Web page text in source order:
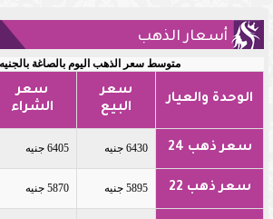
أسعار الذهب
متوسط سعر الذهب اليوم بالصاغة
الوحدة والعيار
سعر
البيع
سعر
الشراء
سعر ذهب 24 6430 جنيه 6405 جنيه
سعر ذهب 22 5895 جنيه 5870 جنيه